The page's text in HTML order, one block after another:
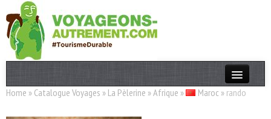
Actualités
Home » Catalogue Voyages » La Pèlerine »Afrique » Maroc » rando